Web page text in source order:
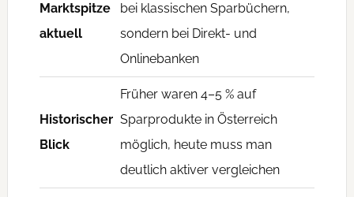
Marktspitze
aktuell
bei klassischen Sparbüchern,
sondern bei Direkt- und
Onlinebanken
Historischer
Blick
Früher waren 4–5 % auf
Sparprodukte in Österreich
möglich, heute muss man
deutlich aktiver vergleichen